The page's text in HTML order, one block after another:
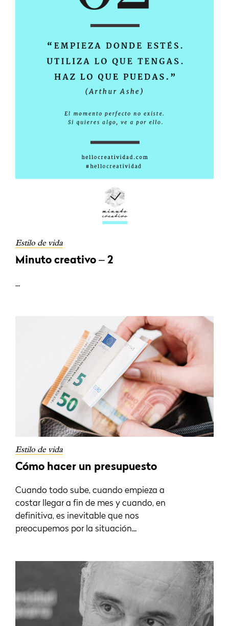
Estilo de vida
Minuto creativo – 2
...
Estilo de vida
Cómo hacer un presupuesto
Cuando todo sube, cuando empieza a
costar llegar a fin de mes y cuando, en
definitiva, es inevitable que nos
preocupemos por la situación...